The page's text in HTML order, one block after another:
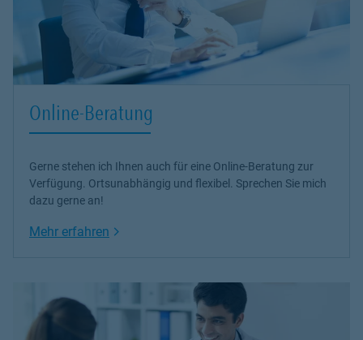
Online-Beratung
Gerne stehen ich Ihnen auch für eine Online-Beratung zur
Verfügung. Ortsunabhängig und flexibel. Sprechen Sie mich
dazu gerne an!
Mehr erfahren Link Opens in New Tab